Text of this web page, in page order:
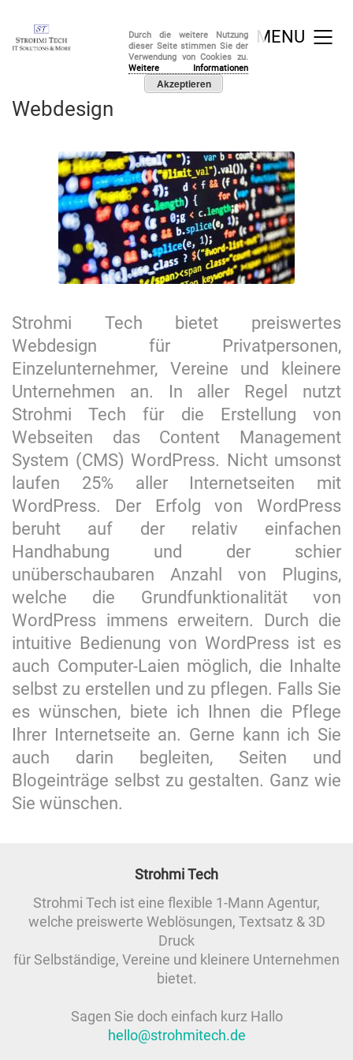
MENU
Webdesign
Strohmi Tech bietet preiswertes
Webdesign für Privatpersonen,
Einzelunternehmer, Vereine und kleinere
Unternehmen an. In aller Regel nutzt
Strohmi Tech für die Erstellung von
Webseiten das Content Management
System (CMS) WordPress. Nicht umsonst
laufen 25% aller Internetseiten mit
WordPress. Der Erfolg von WordPress
beruht auf der relativ einfachen
Handhabung und der schier
unüberschaubaren Anzahl von Plugins,
welche die Grundfunktionalität von
WordPress immens erweitern. Durch die
intuitive Bedienung von WordPress ist es
auch Computer-Laien möglich, die Inhalte
selbst zu erstellen und zu pflegen. Falls Sie
es wünschen, biete ich Ihnen die Pflege
Ihrer Internetseite an. Gerne kann ich Sie
auch darin begleiten, Seiten und
Blogeinträge selbst zu gestalten. Ganz wie
Sie wünschen.
Strohmi Tech
Strohmi Tech ist eine flexible 1-Mann Agentur,
welche preiswerte Weblösungen, Textsatz & 3D
Druck
für Selbständige, Vereine und kleinere Unternehmen
bietet.
Sagen Sie doch einfach kurz Hallo
hello@strohmitech.de
Durch die weitere Nutzung
dieser Seite stimmen Sie der
Verwendung von Cookies zu.
Weitere Informationen
Akzeptieren